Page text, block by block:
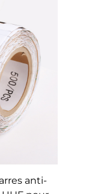
anti-